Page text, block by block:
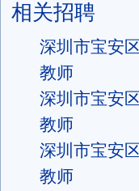
相关招聘
深圳市宝安
教师
深圳市宝安
教师
深圳市宝安
教师